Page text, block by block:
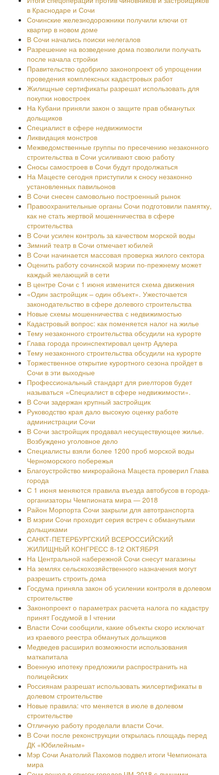
в Краснодаре и Сочи
Сочинские железнодорожники получили ключи от
квартир в новом доме
В Сочи начались поиски нелегалов
Разрешение на возведение дома позволили получать
после начала стройки
Правительство одобрило законопроект об упрощении
проведения комплексных кадастровых работ
Жилищные сертификаты разрешат использовать для
покупки новостроек
На Кубани приняли закон о защите прав обманутых
дольщиков
Специалист в сфере недвижимости
Ликвидация монстров
Межведомственные группы по пресечению незаконного
строительства в Сочи усиливают свою работу
Сносы самостроев в Сочи будут продолжаться
На Мацесте сегодня приступили к сносу незаконно
установленных павильонов
В Сочи снесен самовольно построенный рынок
Правоохранительные органы Сочи подготовили памятку,
как не стать жертвой мошенничества в сфере
строительства
В Сочи усилен контроль за качеством морской воды
Зимний театр в Сочи отмечает юбилей
В Сочи начинается массовая проверка жилого сектора
Оценить работу сочинской мэрии по-прежнему может
каждый желающий в сети
В центре Сочи с 1 июня изменится схема движения
«Один застройщик – один объект». Ужесточается
законодательство в сфере долевого строительства
Новые схемы мошенничества с недвижимостью
Кадастровый вопрос: как поменяется налог на жилье
Тему незаконного строительства обсудили на курорте
Глава города проинспектировал центр Адлера
Тему незаконного строительства обсудили на курорте
Торжественное открытие курортного сезона пройдет в
Сочи в эти выходные
Профессиональный стандарт для риелторов будет
называться «Специалист в сфере недвижимости».
В Сочи задержан крупный застройщик
Руководство края дало высокую оценку работе
администрации Сочи
В Сочи застройщик продавал несуществующее жилье.
Возбуждено уголовное дело
Специалисты взяли более 1200 проб морской воды
Черноморского побережья
Благоустройство микрорайона Мацеста проверил Глава
города
С 1 июня меняются правила въезда автобусов в города-
организаторы Чемпионата мира — 2018
Район Морпорта Сочи закрыли для автотранспорта
В мэрии Сочи проходит серия встреч с обманутыми
дольщиками
САНКТ-ПЕТЕРБУРГСКИЙ ВСЕРОССИЙСКИЙ
ЖИЛИЩНЫЙ КОНГРЕСС 8-12 ОКТЯБРЯ
На Центральной набережной Сочи снесут магазины
На землях сельскохозяйственного назначения могут
разрешить строить дома
Госдума приняла закон об усилении контроля в долевом
строительстве
Законопроект о параметрах расчета налога по кадастру
принят Госдумой в I чтении
Власти Сочи сообщили, какие объекты скоро исключат
из краевого реестра обманутых дольщиков
Медведев расширил возможности использования
маткапитала
Военную ипотеку предложили распространить на
полицейских
Россиянам разрешат использовать жилсертификаты в
долевом строительстве
Новые правила: что меняется в июле в долевом
строительстве
Отличную работу проделали власти Сочи.
В Сочи после реконструкции открылась площадь перед
ДК «Юбилейным»
Мэр Сочи Анатолий Пахомов подвел итоги Чемпионата
мира